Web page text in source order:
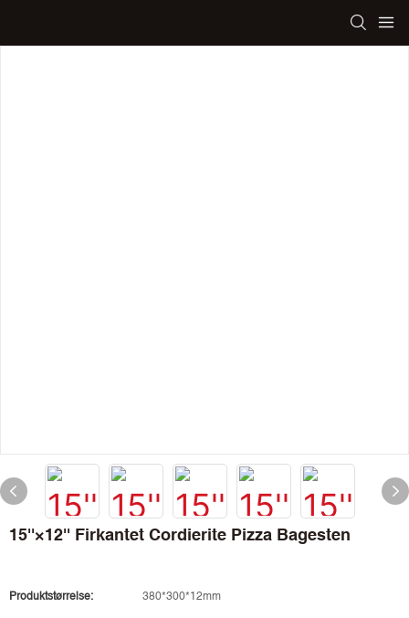
15''×12'' Firkantet Cordierite Pizza Bagesten
Produktstørrelse: 380*300*12mm